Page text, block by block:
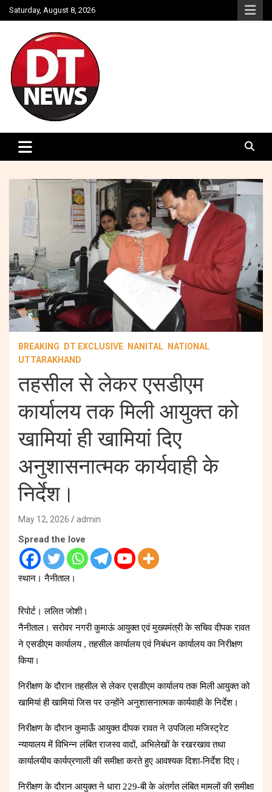
Skip
to
Saturday, August 8, 2026
DOON TIMES
BREAKING DT EXCLUSIVE NANITAL
NATIONAL
UTTARAKHAND
तहसील से लेकर एसडीएम
कार्यालय तक मिली आयुक्त को
खामियां ही खामियां दिए
अनुशासनात्मक कार्यवाही के
निर्देश।
May 12, 2026 admin
Spread the love
स्थान। नैनीताल।
रिपोर्ट। ललित जोशी।
नैनीताल। सरोवर नगरी कुमाऊं आयुक्त एवं मुख्यमंत्री के सचिव दीपक रावत
ने एसडीएम कार्यालय , तहसील कार्यालय एवं निबंधन कार्यालय का निरीक्षण
किया।
निरीक्षण के दौरान तहसील से लेकर एसडीएम कार्यालय तक मिली आयुक्त को
खामियां ही खामियां जिस पर उन्होंने अनुशासनात्मक कार्यवाही के निर्देश।
निरीक्षण के दौरान कुमाऊँ आयुक्त दीपक रावत ने उपजिला मजिस्ट्रेट
न्यायालय में विभिन्न लंबित राजस्व वादों, अभिलेखों के रखरखाव तथा
कार्यालयीय कार्यप्रणाली की समीक्षा करते हुए आवश्यक दिशा-निर्देश दिए।
निरीक्षण के दौरान आयुक्त ने धारा 229-बी के अंतर्गत लंबित मामलों की समीक्षा